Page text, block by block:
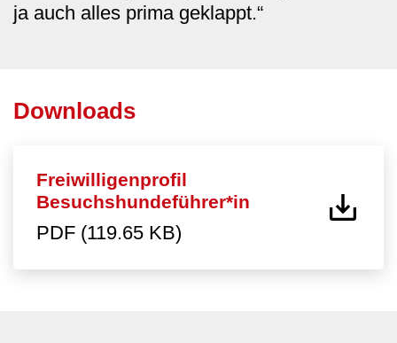
ja auch alles prima geklappt.“
Downloads
Freiwilligenprofil
Besuchshundeführer*in
PDF (119.65 KB)